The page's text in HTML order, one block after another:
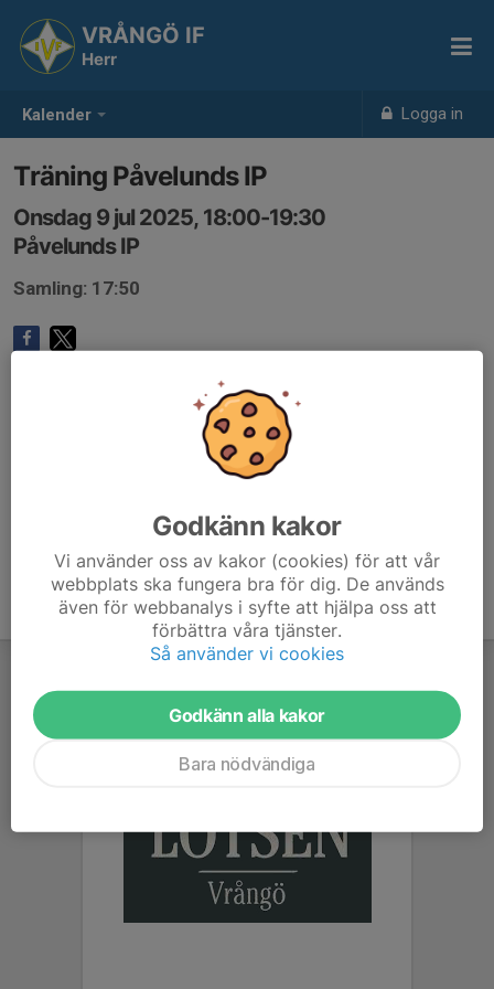
Kalender Logga in
VRÅNGÖ IF
Herr
Träning Påvelunds IP
Onsdag 9 jul 2025, 18:00-19:30
Påvelunds IP
Samling: 17:50
Godkänn kakor
Vi använder oss av kakor (cookies) för att vår
webbplats ska fungera bra för dig. De används
även för webbanalys i syfte att hjälpa oss att
förbättra våra tjänster.
Så använder vi cookies
Godkänn alla kakor
Bara nödvändiga